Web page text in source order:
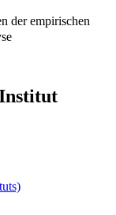
der empirischen